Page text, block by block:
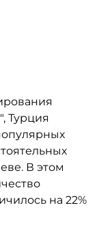
Турция
В этом
на 22%